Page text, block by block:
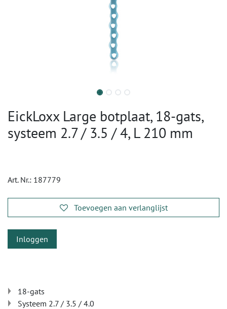
EickLoxx Large botplaat, 18-gats,
systeem 2.7 / 3.5 / 4, L 210 mm
Art. Nr.: 187779
Toevoegen aan verlanglijst
Inloggen
18-gats
Systeem 2.7 / 3.5 / 4.0